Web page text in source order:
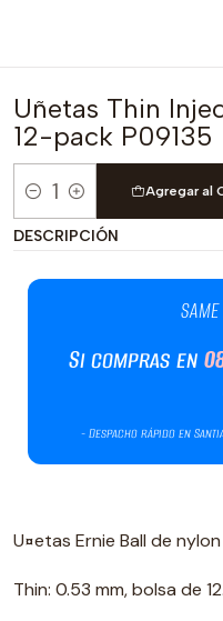
Uñetas Thin
12-pack P09135
Cantidad
Agregar al
DESCRIPCIÓN
U¤etas Ernie Ball de
Thin: 0.53 mm, bolsa de 12.